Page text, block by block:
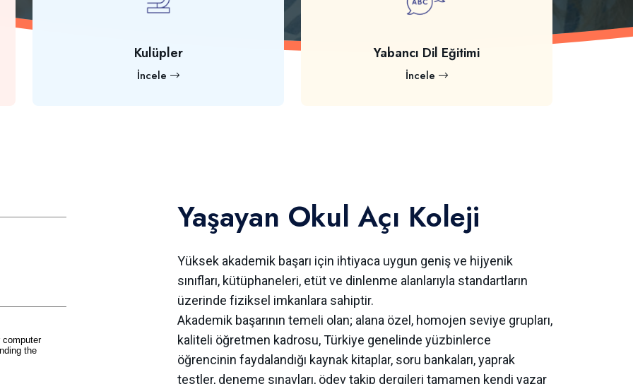
Kulüpler
İncele
Yabancı Dil Eğitimi
İncele
Yaşayan Okul Açı Koleji
Yüksek akademik başarı için ihtiyaca uygun geniş ve hijyenik
sınıfları, kütüphaneleri, etüt ve dinlenme alanlarıyla standartların
üzerinde fiziksel imkanlara sahiptir.
Akademik başarının temeli olan; alana özel, homojen seviye grupları,
kaliteli öğretmen kadrosu, Türkiye genelinde yüzbinlerce
öğrencinin faydalandığı kaynak kitaplar, soru bankaları, yaprak
testler, deneme sınavları, ödev takip dergileri tamamen kendi yazar